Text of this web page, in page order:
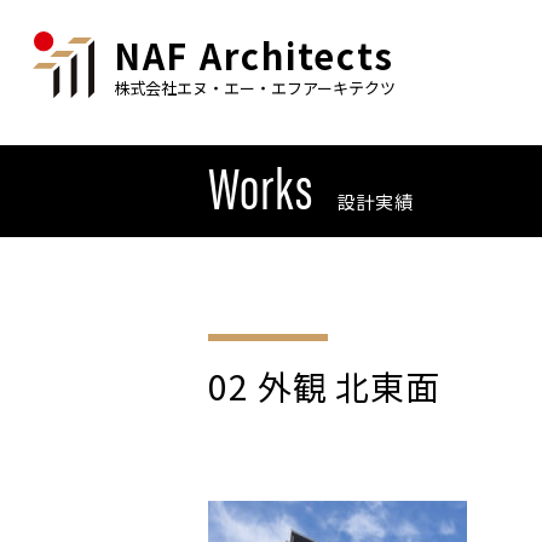
NAF Architects
株式会社エヌ・エー・エフアーキテクツ
Works 設計実績
02 外観 北東面